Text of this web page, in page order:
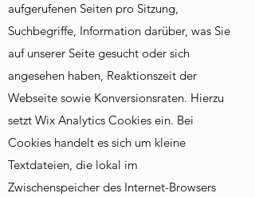
aufgerufenen Seiten pro Sitzung,
Suchbegriffe, Information darüber, was Sie
auf unserer Seite gesucht oder sich
angesehen haben, Reaktionszeit der
Webseite sowie Konversionsraten. Hierzu
setzt Wix Analytics Cookies ein. Bei
Cookies handelt es sich um kleine
Textdateien, die lokal im
Zwischenspeicher des Internet-Browsers